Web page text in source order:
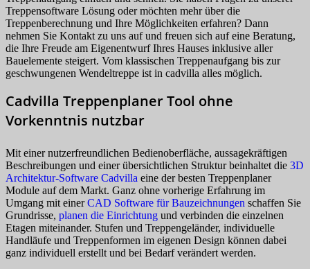
Treppensoftware Lösung oder möchten mehr über die
Treppenberechnung und Ihre Möglichkeiten erfahren? Dann
nehmen Sie Kontakt zu uns auf und freuen sich auf eine Beratung,
die Ihre Freude am Eigenentwurf Ihres Hauses inklusive aller
Bauelemente steigert. Vom klassischen Treppenaufgang bis zur
geschwungenen Wendeltreppe ist in cadvilla alles möglich.
Cadvilla Treppenplaner Tool ohne
Vorkenntnis nutzbar
Mit einer nutzerfreundlichen Bedienoberfläche, aussagekräftigen
Beschreibungen und einer übersichtlichen Struktur beinhaltet die 3D
Architektur-Software Cadvilla eine der besten Treppenplaner
Module auf dem Markt. Ganz ohne vorherige Erfahrung im
Umgang mit einerCAD Software für Bauzeichnungen schaffen Sie
Grundrisse, planen die Einrichtung und verbinden die einzelnen
Etagen miteinander. Stufen und Treppengeländer, individuelle
Handläufe und Treppenformen im eigenen Design können dabei
ganz individuell erstellt und bei Bedarf verändert werden.